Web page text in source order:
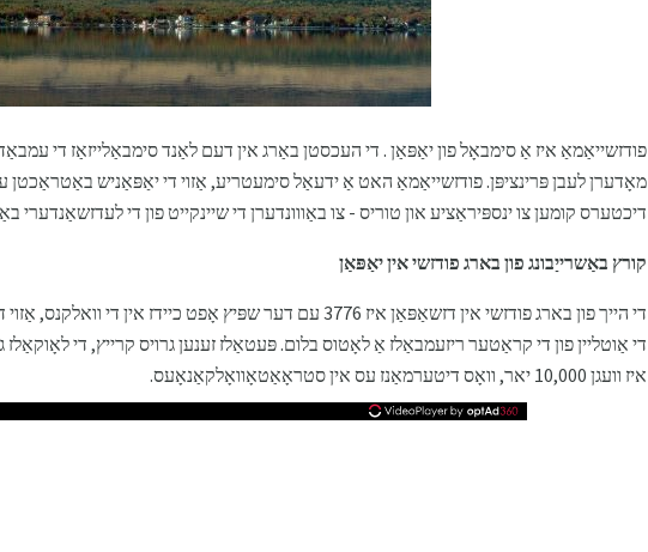
פודזשייאַמאַ איז אַ סימבאָל פון יאַפּאַן . די העכסטן באַרג אין דעם לאַנד סימבאַלייזאַז די
מאָדערן לעבן פּרינציפּן. פודזשייאַמאַ האט אַ ידעאַל סימעטריע, אַזוי די יאַפּאַניש באַטראַכטן
דיכטערס קומען צו ינספּיראַציע און טוריס - צו באַווונדערן די שיינקייט פון די לעדזשאַנדערי
קורץ באַשרייַבונג פון בארג פודזשי אין יאַפּאַן
די הייך פון בארג פודזשי אין דזשאַפּאַן איז 3776 עם דער שפּיץ אָפט
די אַוטליין פון די קראַטער ריזעמבאַלז אַ לאָטוס בלום. פּעטאַלז זענען גרויס קרייץ, די
איז וועגן 10,000 יאר, וואָס דיטערמאַנז עס אין סטראָאַטאָוואָלקאַנאָעס.